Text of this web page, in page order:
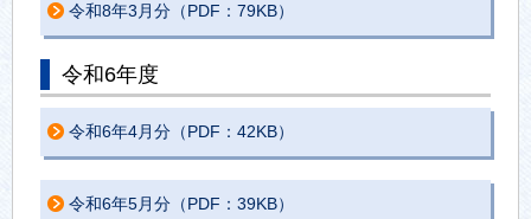
令和8年3月分（PDF：79KB）
令和6年度
令和6年4月分（PDF：42KB）
令和6年5月分（PDF：39KB）